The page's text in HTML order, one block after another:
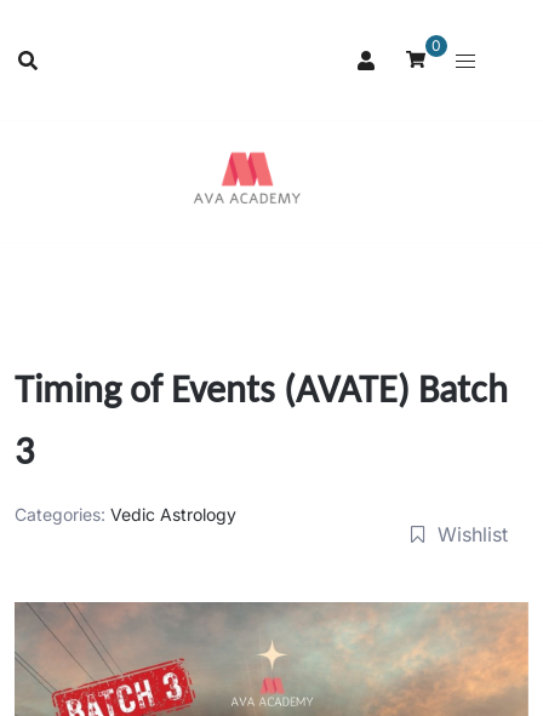
0
Timing of Events (AVATE) Batch
3
Categories: Vedic Astrology
Wishlist